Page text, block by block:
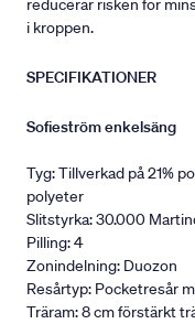
reducerar risken för
i kroppen.
SPECIFIKATIONER
Sofieström enkelsäng
Tyg: Tillverkad på 21%
polyeter
Slitstyrka: 30.000
Pilling: 4
Zonindelning: Duozon
Resårtyp: Pocketresår
Träram: 8 cm förstärkt